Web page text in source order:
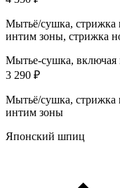
Мытьё/сушка, стрижка
интим зоны, стрижка
Мытье-сушка, включая
3 290 ₽
Мытьё/сушка, стрижка
интим зоны
Японский шпиц